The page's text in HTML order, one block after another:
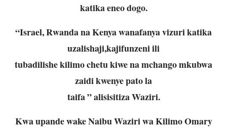
katika eneo dogo.
“Israel, Rwanda na Kenya wanafanya vizuri katika
uzalishaji,kajifunzeni ili
tubadilishe kilimo chetu kiwe na mchango mkubwa
zaidi kwenye pato la
taifa ” alisisitiza Waziri.
Kwa upande wake Naibu Waziri wa Kilimo Omary